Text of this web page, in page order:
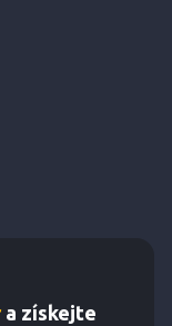
a získejte